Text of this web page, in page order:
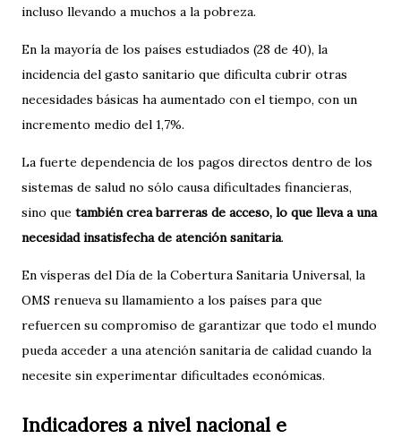
incluso llevando a muchos a la pobreza.
En la mayoría de los países estudiados (28 de 40), la
incidencia del gasto sanitario que dificulta cubrir otras
necesidades básicas ha aumentado con el tiempo, con un
incremento medio del 1,7%.
La fuerte dependencia de los pagos directos dentro de los
sistemas de salud no sólo causa dificultades financieras,
sino que también crea barreras de acceso, lo que lleva a una
necesidad insatisfecha de atención sanitaria.
En vísperas del Día de la Cobertura Sanitaria Universal, la
OMS renueva su llamamiento a los países para que
refuercen su compromiso de garantizar que todo el mundo
pueda acceder a una atención sanitaria de calidad cuando la
necesite sin experimentar dificultades económicas.
Indicadores a nivel nacional e